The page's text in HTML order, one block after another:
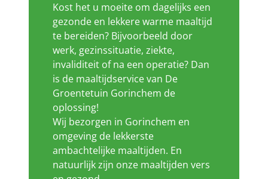
Kost het u moeite om dagelijks een
gezonde en lekkere warme maaltijd
te bereiden? Bijvoorbeeld door
werk, gezinssituatie, ziekte,
invaliditeit of na een operatie? Dan
is de maaltijdservice van De
Groentetuin Gorinchem de
oplossing!
Wij bezorgen in Gorinchem en
omgeving de lekkerste
ambachtelijke maaltijden. En
natuurlijk zijn onze maaltijden vers